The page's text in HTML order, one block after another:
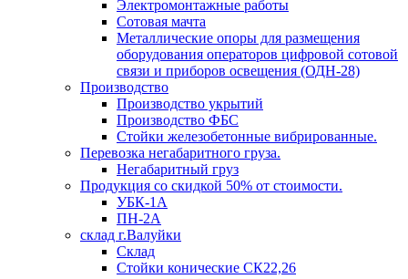
Электромонтажные работы
Сотовая мачта
Металлические опоры для размещения
оборудования операторов цифровой сотовой
связи и приборов освещения (ОДН-28)
Производство
Производство укрытий
Производство ФБС
Стойки железобетонные вибрированные.
Перевозка негабаритного груза.
Негабаритный груз
Продукция со скидкой 50% от стоимости.
УБК-1А
ПН-2А
склад г.Валуйки
Склад
Стойки конические СК22,26